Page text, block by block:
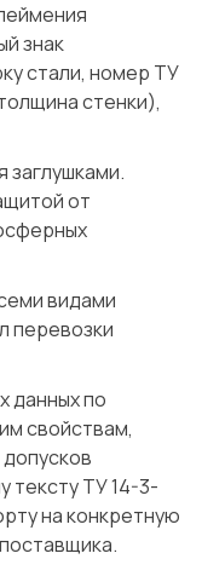
знак
стали, номер ТУ
стенки),
от
видами
перевозки
данных по
свойствам,
тексту ТУ 14-3-
на конкретную